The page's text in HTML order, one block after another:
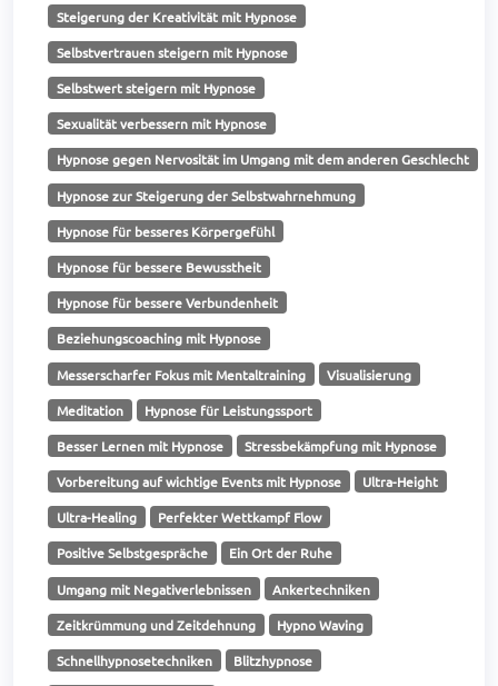
Steigerung der Kreativität mit Hypnose
Selbstvertrauen steigern mit Hypnose
Selbstwert steigern mit Hypnose
Sexualität verbessern mit Hypnose
Hypnose gegen Nervosität im Umgang mit dem anderen Geschlecht
Hypnose zur Steigerung der Selbstwahrnehmung
Hypnose für besseres Körpergefühl
Hypnose für bessere Bewusstheit
Hypnose für bessere Verbundenheit
Beziehungscoaching mit Hypnose
Messerscharfer Fokus mit Mentaltraining Visualisierung
Meditation Hypnose für Leistungssport
Besser Lernen mit Hypnose Stressbekämpfung mit Hypnose
Vorbereitung auf wichtige Events mit Hypnose Ultra-Height
Ultra-Healing Perfekter Wettkampf Flow
Positive Selbstgespräche Ein Ort der Ruhe
Umgang mit Negativerlebnissen Ankertechniken
Zeitkrümmung und Zeitdehnung Hypno Waving
Schnellhypnosetechniken Blitzhypnose